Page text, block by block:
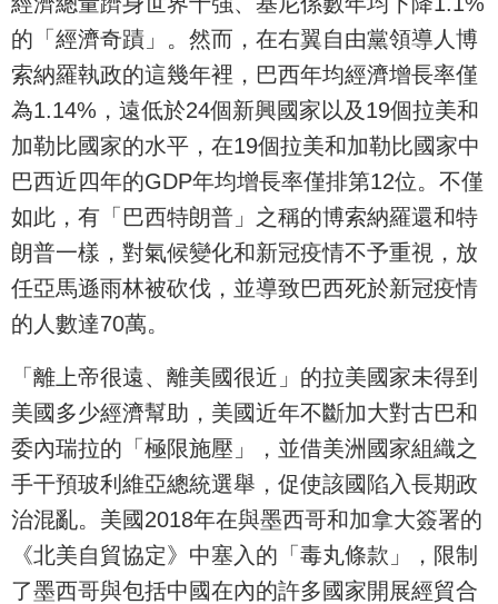
的「經濟奇蹟」。然而，在右翼自由黨領導人博
索納羅執政的這幾年裡，巴西年均經濟增長率僅
為1.14%，遠低於24個新興國家以及19個拉美和
加勒比國家的水平，在19個拉美和加勒比國家中
巴西近四年的GDP年均增長率僅排第12位。不僅
如此，有「巴西特朗普」之稱的博索納羅還和特
朗普一樣，對氣候變化和新冠疫情不予重視，放
任亞馬遜雨林被砍伐，並導致巴西死於新冠疫情
的人數達70萬。
「離上帝很遠、離美國很近」的拉美國家未得到
美國多少經濟幫助，美國近年不斷加大對古巴和
委內瑞拉的「極限施壓」，並借美洲國家組織之
手干預玻利維亞總統選舉，促使該國陷入長期政
治混亂。美國2018年在與墨西哥和加拿大簽署的
《北美自貿協定》中塞入的「毒丸條款」，限制
了墨西哥與包括中國在內的許多國家開展經貿合